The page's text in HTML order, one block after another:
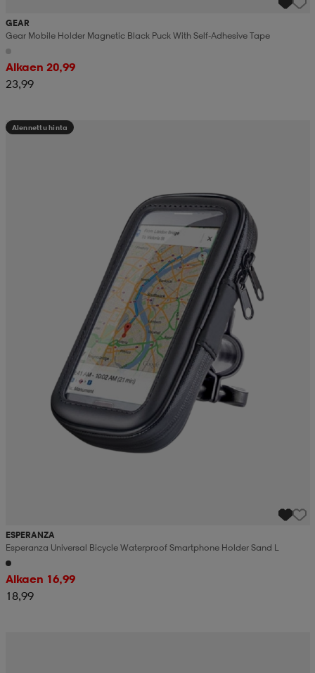
GEAR
Gear Mobile Holder Magnetic Black Puck With Self-Adhesive Tape
Alkaen 20,99
23,99
Alennettu hinta
ESPERANZA
Esperanza Universal Bicycle Waterproof Smartphone Holder Sand L
Alkaen 16,99
18,99